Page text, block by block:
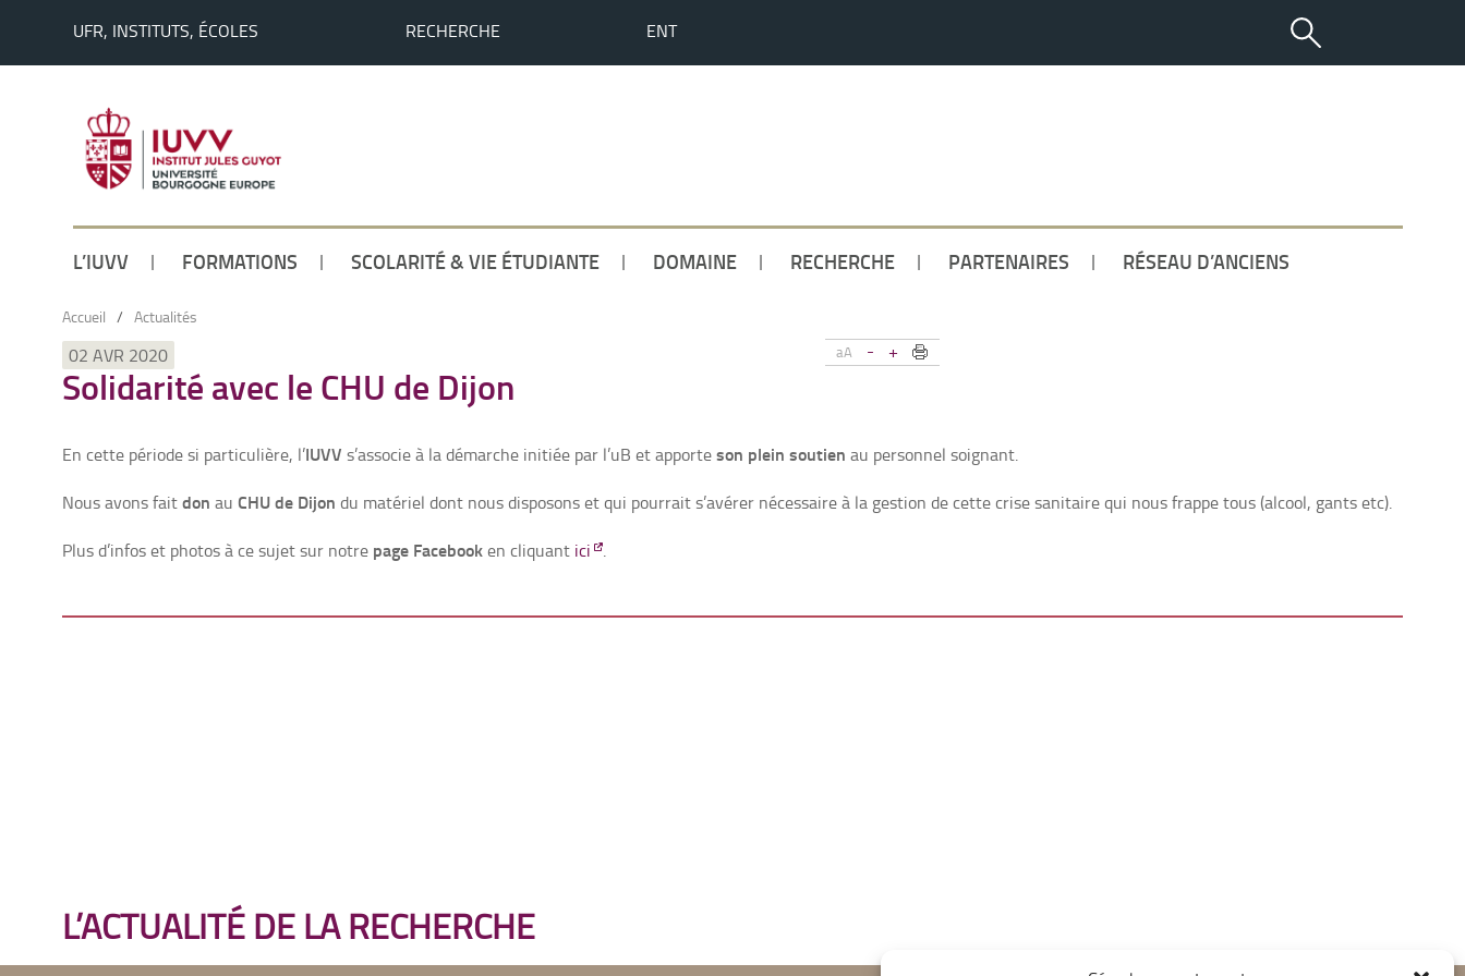
UFR, INSTITUTS, ÉCOLES RECHERCHE ENT
L’IUVV FORMATIONS SCOLARITÉ & VIE ÉTUDIANTE DOMAINE RECHERCHE PARTENAIRES RÉSEAU D’ANCIENS
Accueil / Actualités
aA - +
02 AVR 2020
Solidarité avec le CHU de Dijon
En cette période si particulière, l’IUVV s’associe à la démarche initiée par l’uB et apporteson plein soutien au personnel soignant.
Nous avons faitdon au CHU de Dijon du matériel dont nous disposons et qui pourrait s’avérer nécessaire à la gestion de cette crise sanitaire qui nous frappe tous (alcool, gants etc).
Plus d’infos et photos à ce sujet sur notre page Facebooken cliquant ici .
L’ACTUALITÉ DE LA RECHERCHE